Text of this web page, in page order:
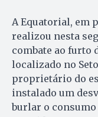
A Equatorial, em
realizou nesta
combate ao furto
localizado no
proprietário do
instalado um
burlar o